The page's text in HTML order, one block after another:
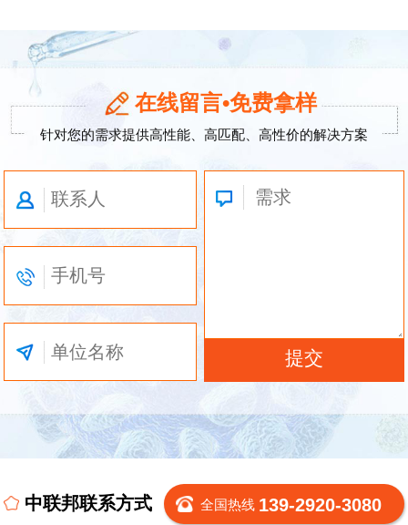
在线留言•免费拿样
针对您的需求提供高性能、高匹配、高性价的解决方案
中联邦联系方式 全国热线 139-2920-3080